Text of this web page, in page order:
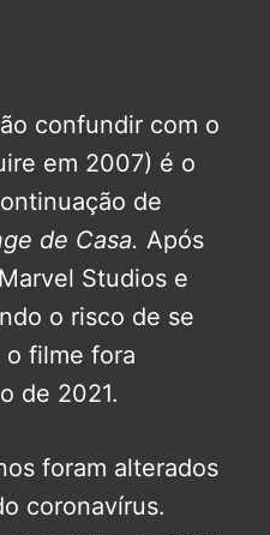
confundir com o
em 2007) é o
de
de Casa. Após
Studios e
o risco de se
o filme fora
de 2021.
foram alterados
coronavírus.